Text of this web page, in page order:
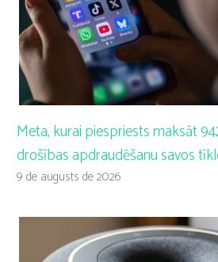
Meta, kurai piespriests maksāt
drošības apdraudēšanu savos
9 de augusts de 2026